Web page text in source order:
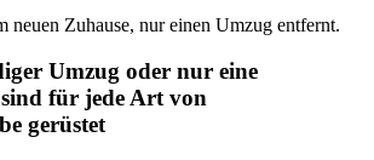
neuen Zuhause, nur einen Umzug entfernt.
Umzug oder nur eine
für jede Art von
gerüstet